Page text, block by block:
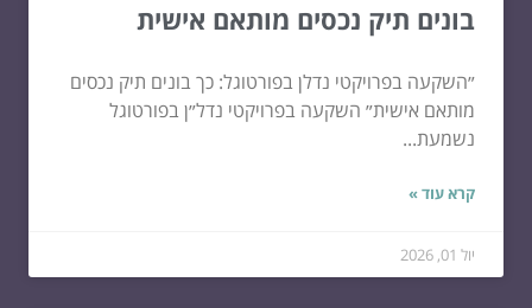
בונים תיק נכסים מותאם אישית
״השקעה בפרויקטי נדלן בפורטוגל: כך בונים תיק נכסים
מותאם אישית״ השקעה בפרויקטי נדל״ן בפורטוגל
נשמעת...
קרא עוד »
יול 01, 2026